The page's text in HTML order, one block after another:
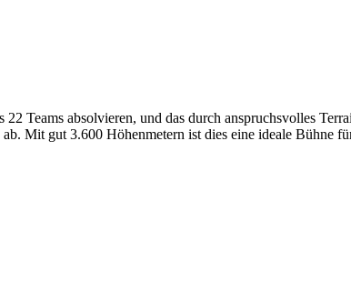
Teams absolvieren, und das durch anspruchsvolles
Mit gut 3.600 Höhenmetern ist dies eine ideale Bühne